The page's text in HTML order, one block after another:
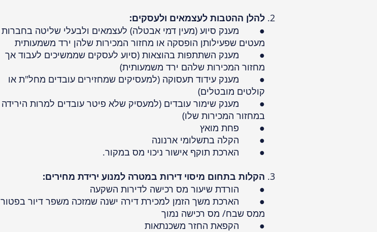
להלן ההטבות לעצמאים ולעסקים:
● מענק סיוע (מעין דמי אבטלה) לעצמאים ולבעלי שליטה בחברות
מעטים שפעילותן הופסקה או מחזור המכירות שלהן ירד משמעותית
● מענק השתתפות בהוצאות (סיוע לעסקים שממשיכים לעבוד אך
מחזור המכירות שלהם ירד משמעותית)
● מענק עידוד תעסוקה (למעסיקים שמחזירים עובדים מחל"ת או
קולטים מובטלים)
● מענק שימור עובדים (למעסיק שלא פיטר עובדים למרות הירידה
במחזור המכירות שלו)
● פחת מואץ
● הקלה בתשלומי ארנונה
● הארכת תוקף אישור ניכוי מס במקור.
הקלות בתחום מיסוי דירות במטרה למנוע ירידת מחירים:
● הורדת שיעור מס רכישה לדירות השקעה
● הארכת משך הזמן למכירת דירה ישנה שמזכה משפר דיור בפטור
ממס שבח/ מס רכישה נמוך
● הקפאת החזר משכנתאות